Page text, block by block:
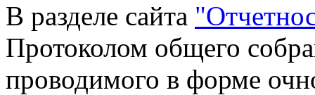
В разделе сайта
Протоколом общего
проводимого в форме